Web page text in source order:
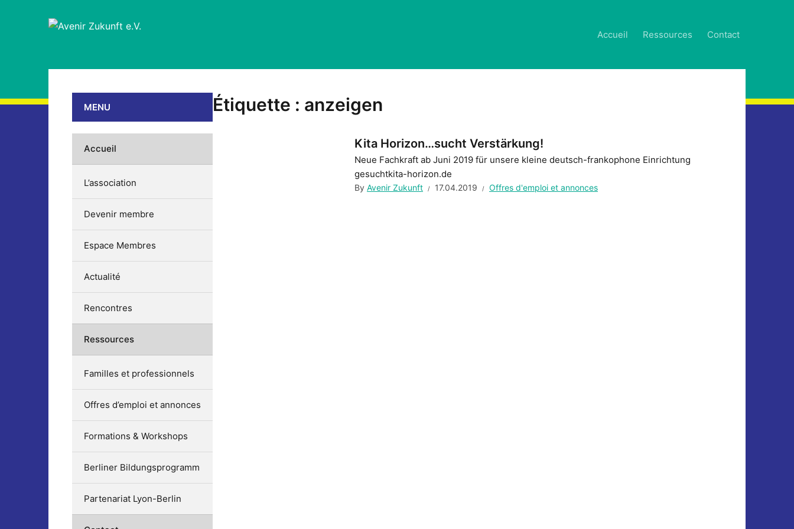
Accueil Ressources Contact
Étiquette : anzeigen
Kita Horizon…sucht Verstärkung!
Neue Fachkraft ab Juni 2019 für unsere kleine deutsch-frankophone Einrichtung
gesuchtkita-horizon.de
By Avenir Zukunft 17.04.2019 Offres d'emploi et annonces
MENU
Accueil
L’association
Devenir membre
Espace Membres
Actualité
Rencontres
Ressources
Familles et professionnels
Offres d’emploi et annonces
Formations & Workshops
Berliner Bildungsprogramm
Partenariat Lyon-Berlin